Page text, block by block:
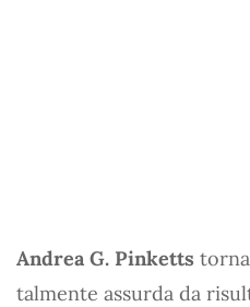
Andrea G. Pinketts
talmente assurda da